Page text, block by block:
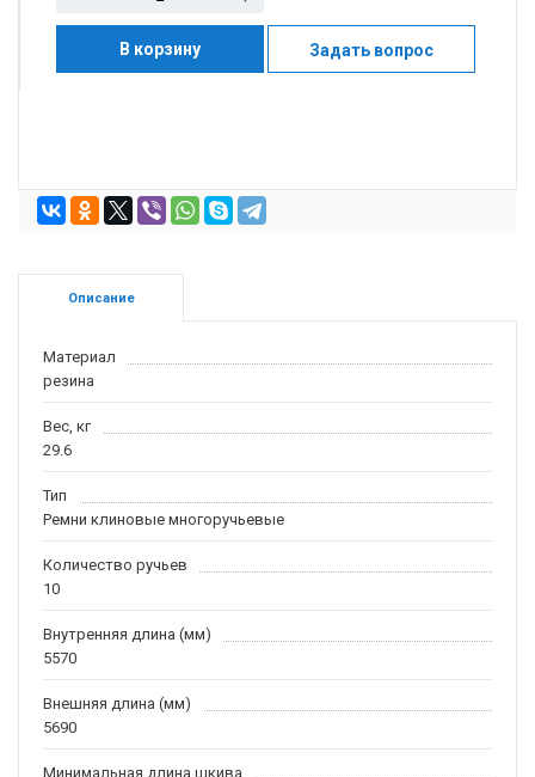
В корзину Задать вопрос
Описание
Материал
резина
Вес, кг
29.6
Тип
Ремни клиновые многоручьевые
Количество ручьев
10
Внутренняя длина (мм)
5570
Внешняя длина (мм)
5690
Минимальная длина шкива